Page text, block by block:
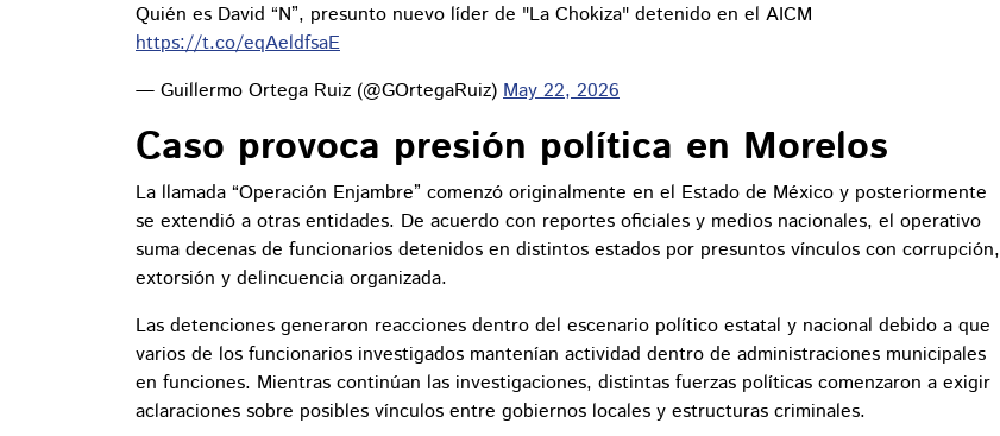
Quién es David “N”, presunto nuevo líder de "La Chokiza" detenido en el AICM
https://t.co/eqAeldfsaE
— Guillermo Ortega Ruiz (@GOrtegaRuiz) May 22, 2026
Caso provoca presión política en Morelos
La llamada “Operación Enjambre” comenzó originalmente en el Estado de México y posteriormente
se extendió a otras entidades. De acuerdo con reportes oficiales y medios nacionales, el operativo
suma decenas de funcionarios detenidos en distintos estados por presuntos vínculos con corrupción,
extorsión y delincuencia organizada.
Las detenciones generaron reacciones dentro del escenario político estatal y nacional debido a que
varios de los funcionarios investigados mantenían actividad dentro de administraciones municipales
en funciones. Mientras continúan las investigaciones, distintas fuerzas políticas comenzaron a exigir
aclaraciones sobre posibles vínculos entre gobiernos locales y estructuras criminales.